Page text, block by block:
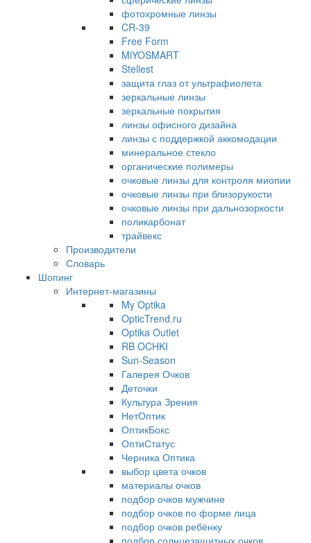
фотохромные линзы
CR-39
Free Form
MiYOSMART
Stellest
защита глаз от ультрафиолета
зеркальные линзы
зеркальные покрытия
линзы офисного дизайна
линзы с поддержкой аккомодации
минеральное стекло
органические полимеры
очковые линзы для контроля миопии
очковые линзы при близорукости
очковые линзы при дальнозоркости
поликарбонат
трайвекс
Производители
Словарь
Шопинг
Интернет-магазины
My Optika
OpticTrend.ru
Optika Outlet
RB OCHKI
Sun-Season
Галерея Очков
Деточки
Культура Зрения
НетОптик
ОптикБокс
ОптиСтатус
Черника Оптика
выбор цвета очков
материалы очков
подбор очков мужчине
подбор очков по форме лица
подбор очков ребёнку